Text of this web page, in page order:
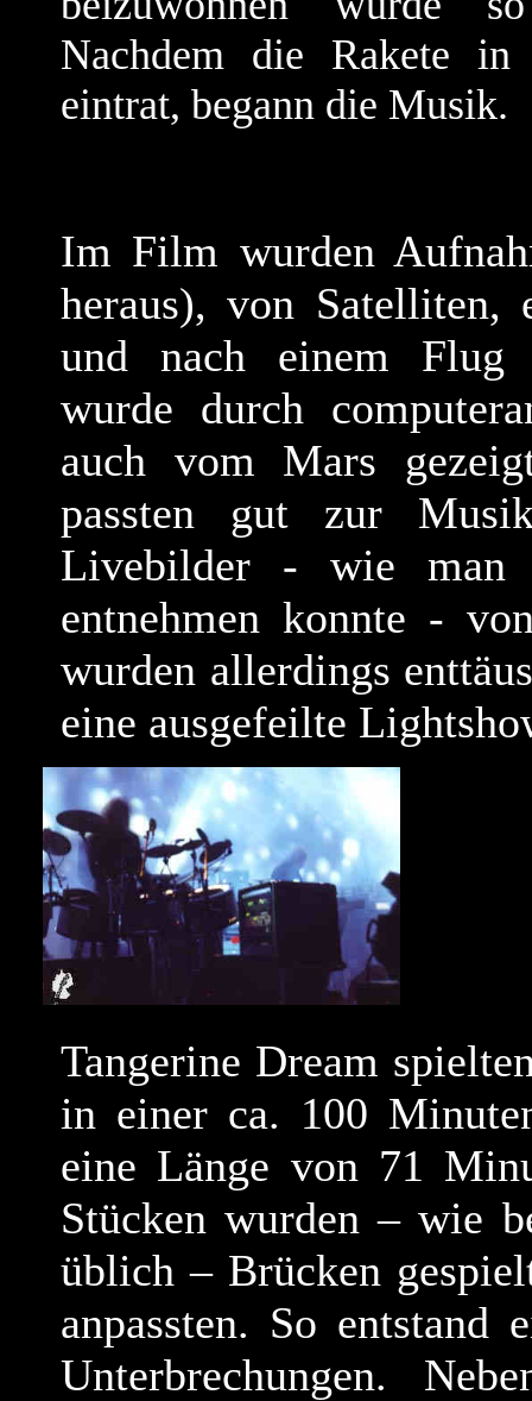
Nachdem die Rakete
eintrat, begann die Musik.
Im Film wurden
heraus), von Satelliten,
und nach einem Flug
wurde durch
auch vom Mars
passten gut zur
Livebilder - wie man
entnehmen konnte -
wurden allerdings
eine ausgefeilte
Tangerine Dream
in einer ca. 100
eine Länge von 71
Stücken wurden – wie
üblich – Brücken
anpassten. So entstand
Unterbrechungen.